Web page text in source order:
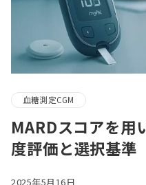
血糖測定CGM
MARDスコアを用
度評価と選択基準
2025年5月16日